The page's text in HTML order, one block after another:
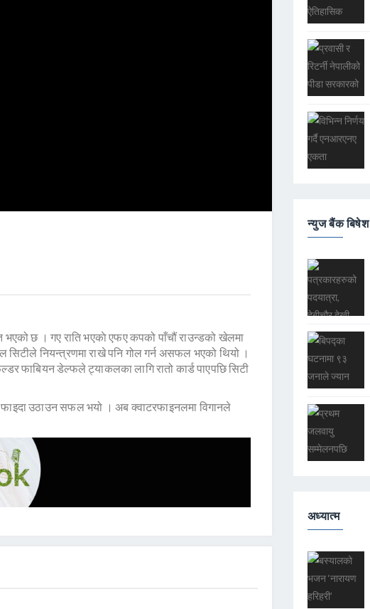
छ । गए राति भएकाे एफए कपको पाँचौं राउन्डको खेलमा
सिटीले नियन्त्रणमा राखे पनि गोल गर्न असफल भएको थियो ।
फाबियन डेल्फले ट्याकलका लागि रातो कार्ड पाएपछि सिटी
उठाउन सफल भयो । अब क्वाटरफाइनलमा विगानले
न्युज बैंक बिषेश
अध्यात्म